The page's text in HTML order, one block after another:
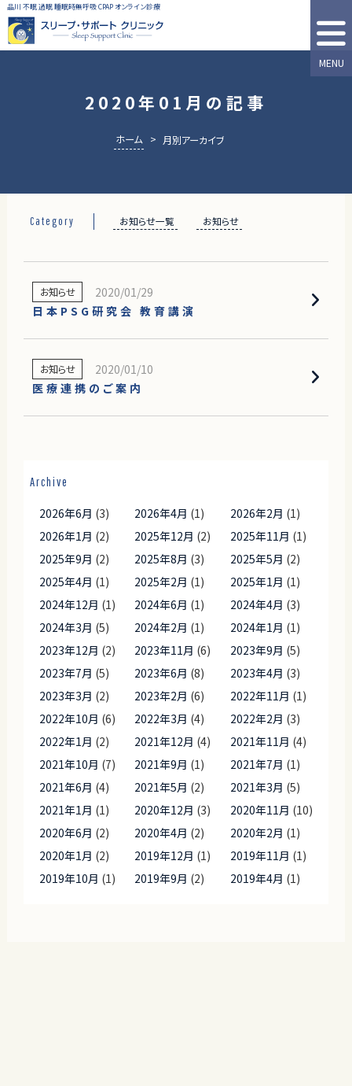
品川 不眠 過眠 睡眠時無呼吸 CPAP オンライン診療
MENU
2020年01月の記事
ホーム > 月別アーカイブ
Category お知らせ一覧 お知らせ
お知らせ
2020/01/29
日本PSG研究会 教育講演
お知らせ
2020/01/10
医療連携のご案内
Archive
2026年6月 (3) 2026年4月 (1) 2026年2月 (1)
2026年1月 (2) 2025年12月 (2) 2025年11月 (1)
2025年9月 (2) 2025年8月 (3) 2025年5月 (2)
2025年4月 (1) 2025年2月 (1) 2025年1月 (1)
2024年12月 (1) 2024年6月 (1) 2024年4月 (3)
2024年3月 (5) 2024年2月 (1) 2024年1月 (1)
2023年12月 (2) 2023年11月 (6) 2023年9月 (5)
2023年7月 (5) 2023年6月 (8) 2023年4月 (3)
2023年3月 (2) 2023年2月 (6) 2022年11月 (1)
2022年10月 (6) 2022年3月 (4) 2022年2月 (3)
2022年1月 (2) 2021年12月 (4) 2021年11月 (4)
2021年10月 (7) 2021年9月 (1) 2021年7月 (1)
2021年6月 (4) 2021年5月 (2) 2021年3月 (5)
2021年1月 (1) 2020年12月 (3) 2020年11月 (10)
2020年6月 (2) 2020年4月 (2) 2020年2月 (1)
2020年1月 (2) 2019年12月 (1) 2019年11月 (1)
2019年10月 (1) 2019年9月 (2) 2019年4月 (1)